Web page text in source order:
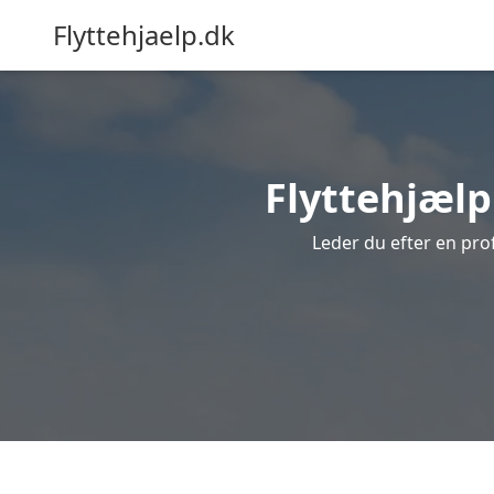
Flyttehjaelp.dk
Flyttehjælp
Leder du efter en